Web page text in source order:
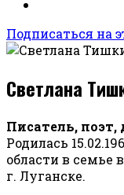
Подписаться на
Светлана
Писатель,
Родилась
области в семье
г. Луганске.